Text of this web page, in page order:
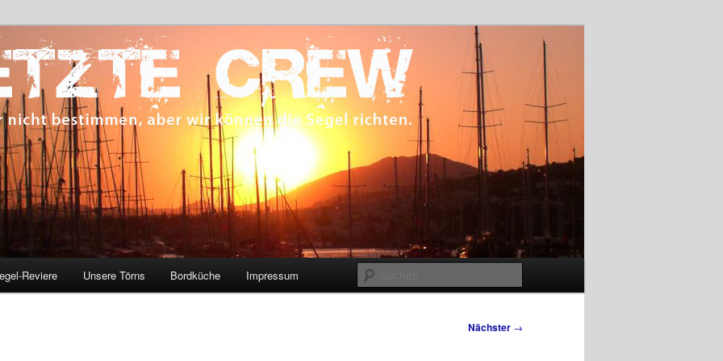
bestimmen, aber wir können die Segel richten.
Reviere Unsere Törns Bordküche Impressum
Nächster →